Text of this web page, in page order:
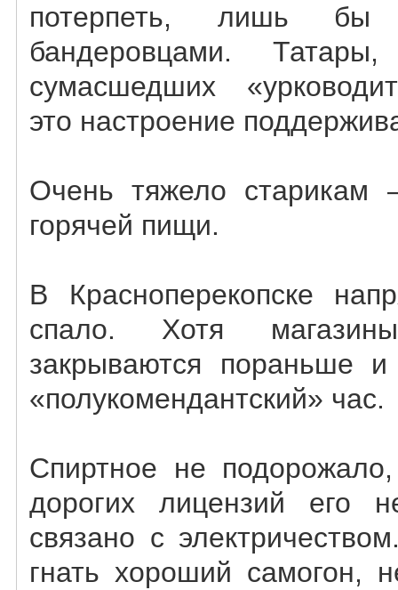
потерпеть, лишь
бандеровцами.
сумасшедших
это настроение
Очень тяжело
горячей пищи.
В Красноперекопске
спало. Хотя
закрываются пораньше
«полукомендантский» час.
Спиртное не
дорогих лицензий его
связано с
гнать хороший самогон,